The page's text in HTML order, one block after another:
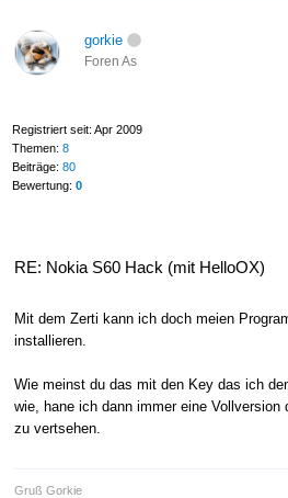
gorkie
Foren As
Registriert seit: Apr 2009
Themen: 8
Beiträge: 80
Bewertung: 0
RE: Nokia S60 Hack (mit HelloOX)
Mit dem Zerti kann ich doch meien
installieren.
Wie meinst du das mit den Key das ich
wie, hane ich dann immer eine Vollversion
zu vertsehen.
Gruß Gorkie